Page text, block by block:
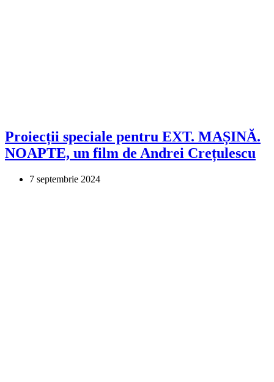
Proiecții speciale pentru EXT. MAȘINĂ.
NOAPTE, un film de Andrei Crețulescu
7 septembrie 2024